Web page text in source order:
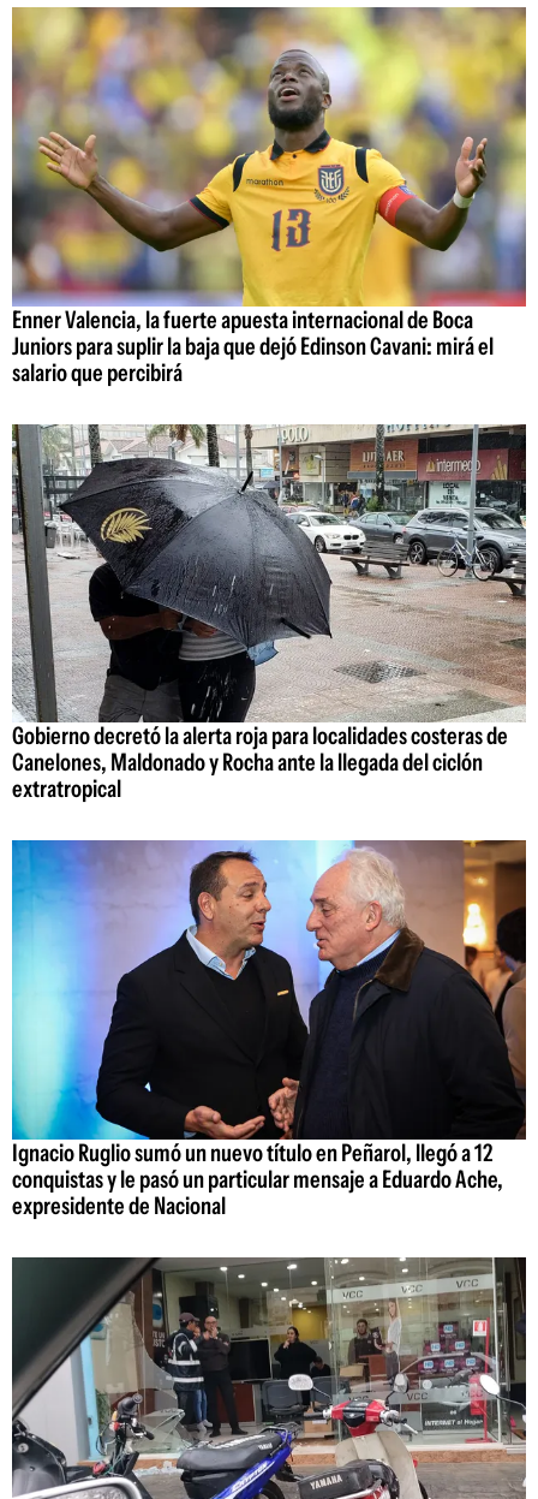
Enner Valencia, la fuerte apuesta internacional de Boca
Juniors para suplir la baja que dejó Edinson Cavani: mirá el
salario que percibirá
Gobierno decretó la alerta roja para localidades costeras de
Canelones, Maldonado y Rocha ante la llegada del ciclón
extratropical
Ignacio Ruglio sumó un nuevo título en Peñarol, llegó a 12
conquistas y le pasó un particular mensaje a Eduardo Ache,
expresidente de Nacional